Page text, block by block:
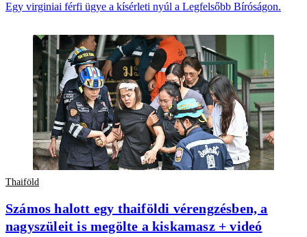
Egy virginiai férfi ügye a kísérleti nyúl a Legfelsőbb Bíróságon.
Thaiföld
Számos halott egy thaiföldi vérengzésben, a
nagyszüleit is megölte a kiskamasz + videó